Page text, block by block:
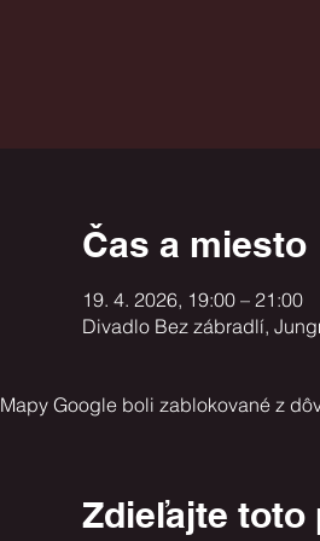
Čas a miesto
19. 4. 2026, 19:00 – 21:00
Divadlo Bez zábradlí,
Mapy Google boli zablokované z
Zdieľajte toto